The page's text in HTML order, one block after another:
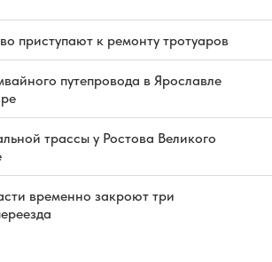
приступают к ремонту тротуаров
путепровода в Ярославле
трассы у Ростова Великого
временно закроют три